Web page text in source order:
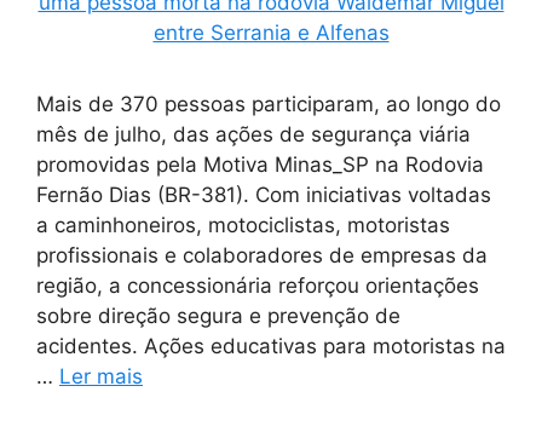
Mais de 370 pessoas participaram, ao longo do
mês de julho, das ações de segurança viária
promovidas pela Motiva Minas_SP na Rodovia
Fernão Dias (BR-381). Com iniciativas voltadas
a caminhoneiros, motociclistas, motoristas
profissionais e colaboradores de empresas da
região, a concessionária reforçou orientações
sobre direção segura e prevenção de
acidentes. Ações educativas para motoristas na
… Ler mais